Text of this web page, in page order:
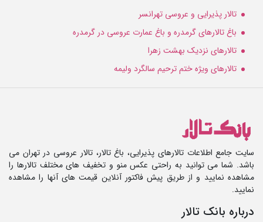
تالار پذیرایی و عروسی تهرانسر
باغ تالارهای گرمدره و باغ عمارت عروسی در گرمدره
تالارهای نزدیک بهشت زهرا
تالارهای ویژه ختم ترحیم سالگرد ولیمه
سایت جامع اطلاعات تالارهای پذیرایی، باغ تالار، تالار عروسی در تهران می
باشد. شما می توانید به راحتی عکس منو و تخفیف های مختلف تالارها را
مشاهده نمایید و از طریق پیش فاکتور آنلاین قیمت های آنها را مشاهده
نمایید.
درباره بانک تالار